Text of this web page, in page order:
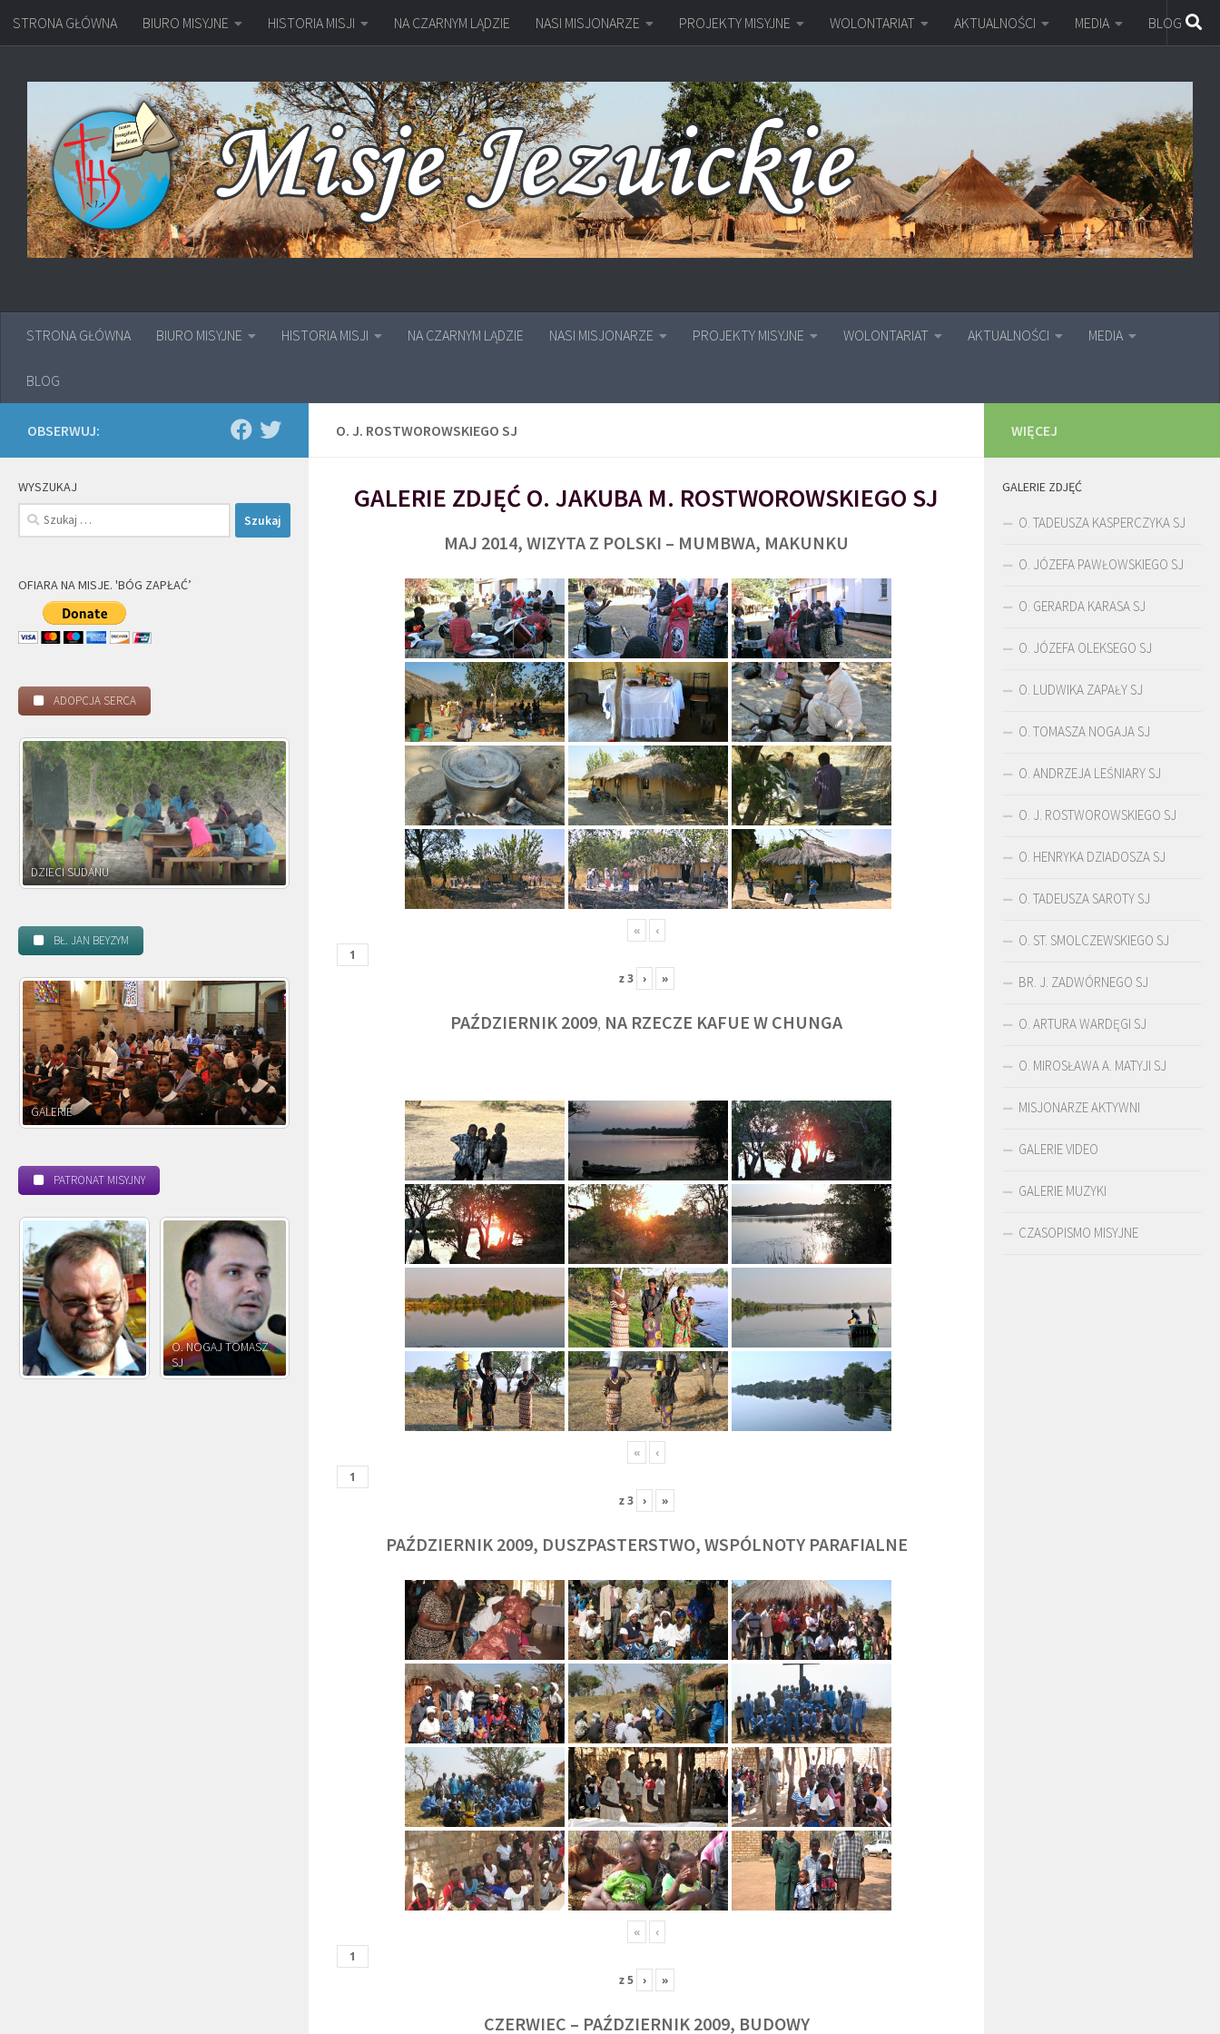
Przejdź do treści
STRONA GŁÓWNA BIURO MISYJNE HISTORIA MISJI NA CZARNYM LĄDZIE NASI MISJONARZE PROJEKTY MISYJNE WOLONTARIAT AKTUALNOŚCI MEDIA BLOG
STRONA GŁÓWNA BIURO MISYJNE HISTORIA MISJI NA CZARNYM LĄDZIE NASI MISJONARZE PROJEKTY MISYJNE WOLONTARIAT AKTUALNOŚCI MEDIA
BLOG
O. J. ROSTWOROWSKIEGO SJ
GALERIE ZDJĘĆ O. JAKUBA M. ROSTWOROWSKIEGO SJ
MAJ 2014, WIZYTA Z POLSKI – MUMBWA, MAKUNKU
« ‹
z3 › »
PAŹDZIERNIK 2009, NA RZECZE KAFUE W CHUNGA
« ‹
z3 › »
PAŹDZIERNIK 2009, DUSZPASTERSTWO, WSPÓLNOTY PARAFIALNE
« ‹
z5 › »
CZERWIEC – PAŹDZIERNIK 2009, BUDOWY
OBSERWUJ:
WYSZUKAJ
Szukaj:
OFIARA NA MISJE. 'BÓG ZAPŁAĆ’
ADOPCJA SERCA
DZIECI ZAMBII
BŁ. JAN BEYZYM
POWOŁANIE MISYJNE KULT ŚLADAMI BEYZYMA DUCHOWOŚĆ
PATRONAT MISYJNY
O. JÓZEF OLEKSY SJ
O. JÓZEF
PAWŁOWSKI SJ
O. TADEUSZ SAROTA
SJ
O. ARTUR WARDĘGA
BR. JERZY
ZADWÓRNY SJ
WIĘCEJ
GALERIE ZDJĘĆ
O. TADEUSZA KASPERCZYKA SJ
O. JÓZEFA PAWŁOWSKIEGO SJ
O. GERARDA KARASA SJ
O. JÓZEFA OLEKSEGO SJ
O. LUDWIKA ZAPAŁY SJ
O. TOMASZA NOGAJA SJ
O. ANDRZEJA LEŚNIARY SJ
O. J. ROSTWOROWSKIEGO SJ
O. HENRYKA DZIADOSZA SJ
O. TADEUSZA SAROTY SJ
O. ST. SMOLCZEWSKIEGO SJ
BR. J. ZADWÓRNEGO SJ
O. ARTURA WARDĘGI SJ
O. MIROSŁAWA A. MATYJI SJ
MISJONARZE AKTYWNI
GALERIE VIDEO
GALERIE MUZYKI
CZASOPISMO MISYJNE